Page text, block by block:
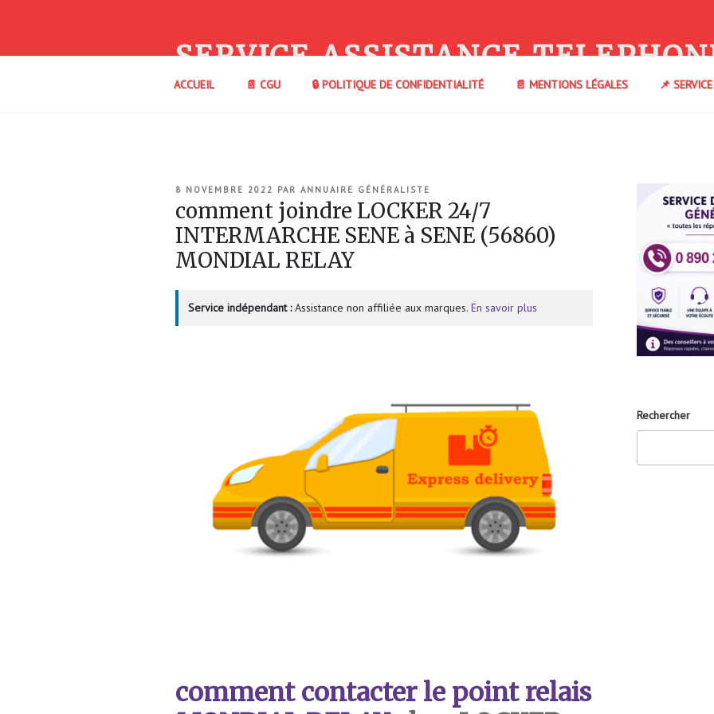
SERVICE ASSISTANCE
ACCUEIL 📄 CGU 🔒 POLITIQUE DE CONFIDENTIALITÉ 📄 MENTIONS LÉGALES 📌
PUBLIÉ
8 NOVEMBRE 2022 PAR ANNUAIRE GÉNÉRALISTE
comment joindre LOCKER 24/7
INTERMARCHE SENE à SENE (56860)
MONDIAL RELAY
Service indépendant :Assistance non affiliée aux marques. En savoir plus
comment contacter le point relais
Rechercher